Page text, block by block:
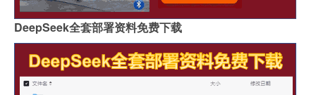
DeepSeek全套部署资料免费下载